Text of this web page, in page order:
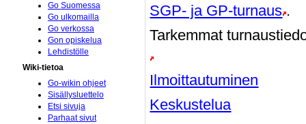
SGP- ja GP-turnaus .
Tarkemmat
Ilmoittautuminen
Keskustelua
Go Suomessa
Go ulkomailla
Go verkossa
Gon opiskelua
Lehdistölle
Wiki-tietoa
Go-wikin ohjeet
Sisällysluettelo
Etsi sivuja
Parhaat sivut